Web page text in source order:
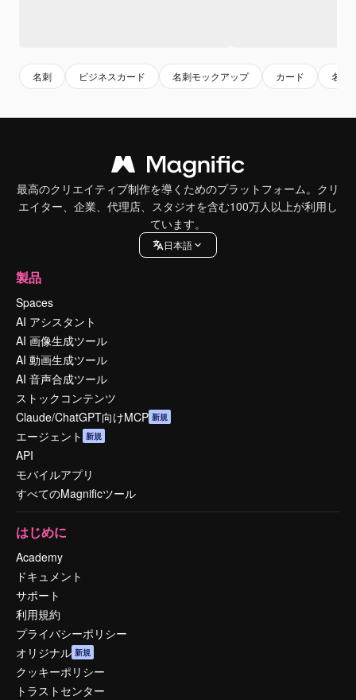
名刺 ビジネスカード 名刺モックアップ カード 名刺
最高のクリエイティブ制作を導くためのプラットフォーム。クリ
エイター、企業、代理店、スタジオを含む100万人以上が利用し
ています。
日本語
製品
Spaces
AI アシスタント
AI 画像生成ツール
AI 動画生成ツール
AI 音声合成ツール
ストックコンテンツ
Claude/ChatGPT向けMCP 新規
エージェント 新規
API
モバイルアプリ
すべてのMagnificツール
はじめに
Academy
ドキュメント
サポート
利用規約
プライバシーポリシー
オリジナル 新規
クッキーポリシー
トラストセンター